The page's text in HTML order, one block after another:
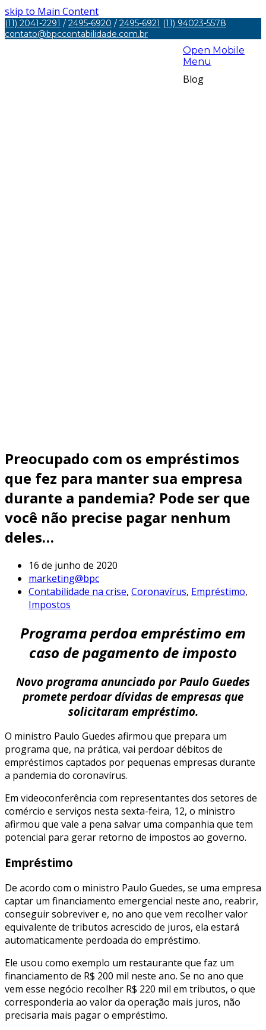
skip to Main Content
(11) 2041-2291 / 2495-6920 / 2495-6921 (11) 94023-5578
contato@bpccontabilidade.com.br
Open Mobile
Menu
Blog
Preocupado com os empréstimos
que fez para manter sua empresa
durante a pandemia? Pode ser que
você não precise pagar nenhum
deles…
16 de junho de 2020
marketing@bpc
Contabilidade na crise, Coronavírus, Empréstimo,
Impostos
Programa perdoa empréstimo em
caso de pagamento de imposto
Novo programa anunciado por Paulo Guedes
promete perdoar dívidas de empresas que
solicitaram empréstimo.
O ministro Paulo Guedes afirmou que prepara um
programa que, na prática, vai perdoar débitos de
empréstimos captados por pequenas empresas durante
a pandemia do coronavírus.
Em videoconferência com representantes dos setores de
comércio e serviços nesta sexta-feira, 12, o ministro
afirmou que vale a pena salvar uma companhia que tem
potencial para gerar retorno de impostos ao governo.
Empréstimo
De acordo com o ministro Paulo Guedes, se uma empresa
captar um financiamento emergencial neste ano, reabrir,
conseguir sobreviver e, no ano que vem recolher valor
equivalente de tributos acrescido de juros, ela estará
automaticamente perdoada do empréstimo.
Ele usou como exemplo um restaurante que faz um
financiamento de R$ 200 mil neste ano. Se no ano que
vem esse negócio recolher R$ 220 mil em tributos, o que
corresponderia ao valor da operação mais juros, não
precisaria mais pagar o empréstimo.